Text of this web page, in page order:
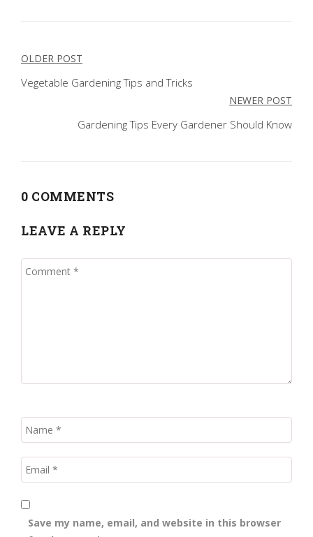
Post
OLDER POST
Vegetable Gardening Tips and Tricks
NEWER POST
Gardening Tips Every Gardener Should Know
0 COMMENTS
LEAVE A REPLY
Save my name, email, and website in this browser